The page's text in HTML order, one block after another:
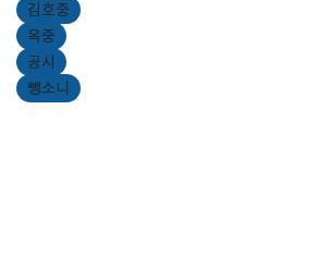
김호중
옥중
공시
뺑소니